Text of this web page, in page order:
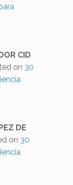
CID
on 30
DE
on 30